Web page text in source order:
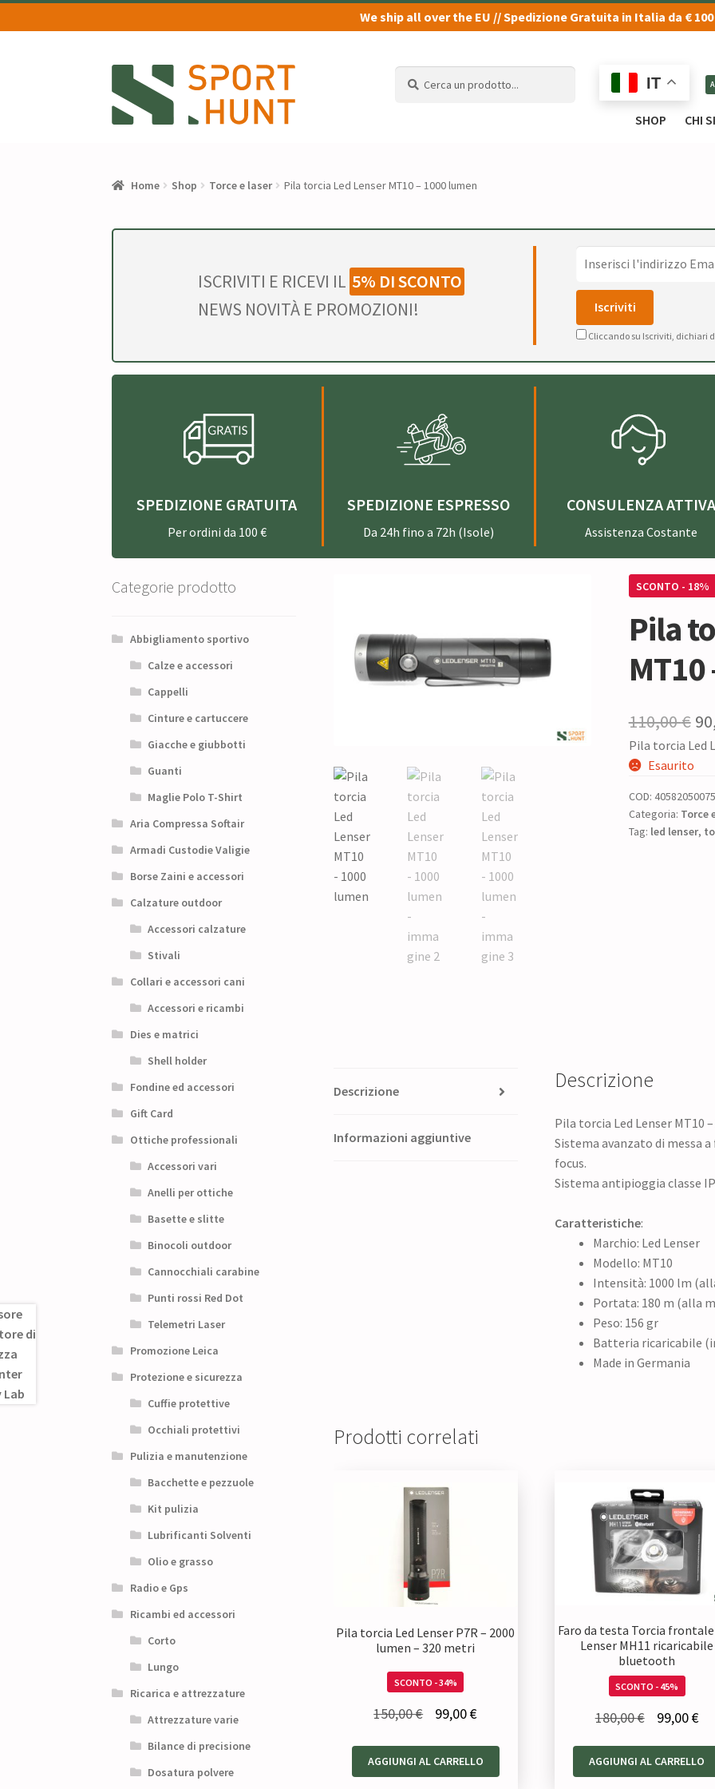
We ship all over the EU // Spedizione Gratuita in Italia da € 100
alla
navigazione
al
contenuto
IT
SHOP CHI
Home Shop Torce e laser Pila torcia Led Lenser MT10 – 1000 lumen
ISCRIVITI E RICEVI IL 5% DI SCONTO
NEWS NOVITÀ E PROMOZIONI!
Cliccando su Iscriviti, dichiari
SPEDIZIONE GRATUITA
Per ordini da 100 €
SPEDIZIONE ESPRESSO
Da 24h fino a 72h (Isole)
CONSULENZA ATTIVA
Assistenza Costante
SCONTO - 18%
Pila
110,00€ Il
Pila torcia Led
Esaurito
COD:
Categoria: Torce
Tag: led lenser,
Descrizione
Informazioni aggiuntive
Descrizione
Pila torcia Led Lenser MT10
Sistema avanzato di messa a
focus.
Sistema antipioggia classe
Caratteristiche:
Marchio: Led Lenser
Modello: MT10
Intensità: 1000 lm
Portata: 180 m (alla
Peso: 156 gr
Batteria ricaricabile
Made in Germania
Prodotti correlati
Pila torcia Led Lenser P7R – 2000
lumen – 320 metri
SCONTO - 34%
150,00€
originale
era:
99,00€Il
attuale
è:
AGGIUNGI AL CARRELLO
Faro da testa Torcia frontale
Lenser MH11 ricaricabile
bluetooth
SCONTO - 45%
180,00€
originale
99,00€Il
AGGIUNGI AL CARRELLO
Categorie prodotto
Abbigliamento sportivo
Calze e accessori
Cappelli
Cinture e cartuccere
Giacche e giubbotti
Guanti
Maglie Polo T-Shirt
Aria Compressa Softair
Armadi Custodie Valigie
Borse Zaini e accessori
Calzature outdoor
Accessori calzature
Stivali
Collari e accessori cani
Accessori e ricambi
Dies e matrici
Shell holder
Fondine ed accessori
Gift Card
Ottiche professionali
Accessori vari
Anelli per ottiche
Basette e slitte
Binocoli outdoor
Cannocchiali carabine
Punti rossi Red Dot
Telemetri Laser
Promozione Leica
Protezione e sicurezza
Cuffie protettive
Occhiali protettivi
Pulizia e manutenzione
Bacchette e pezzuole
Kit pulizia
Lubrificanti Solventi
Olio e grasso
Radio e Gps
Ricambi ed accessori
Corto
Lungo
Ricarica e attrezzature
Attrezzature varie
Bilance di precisione
Dosatura polvere